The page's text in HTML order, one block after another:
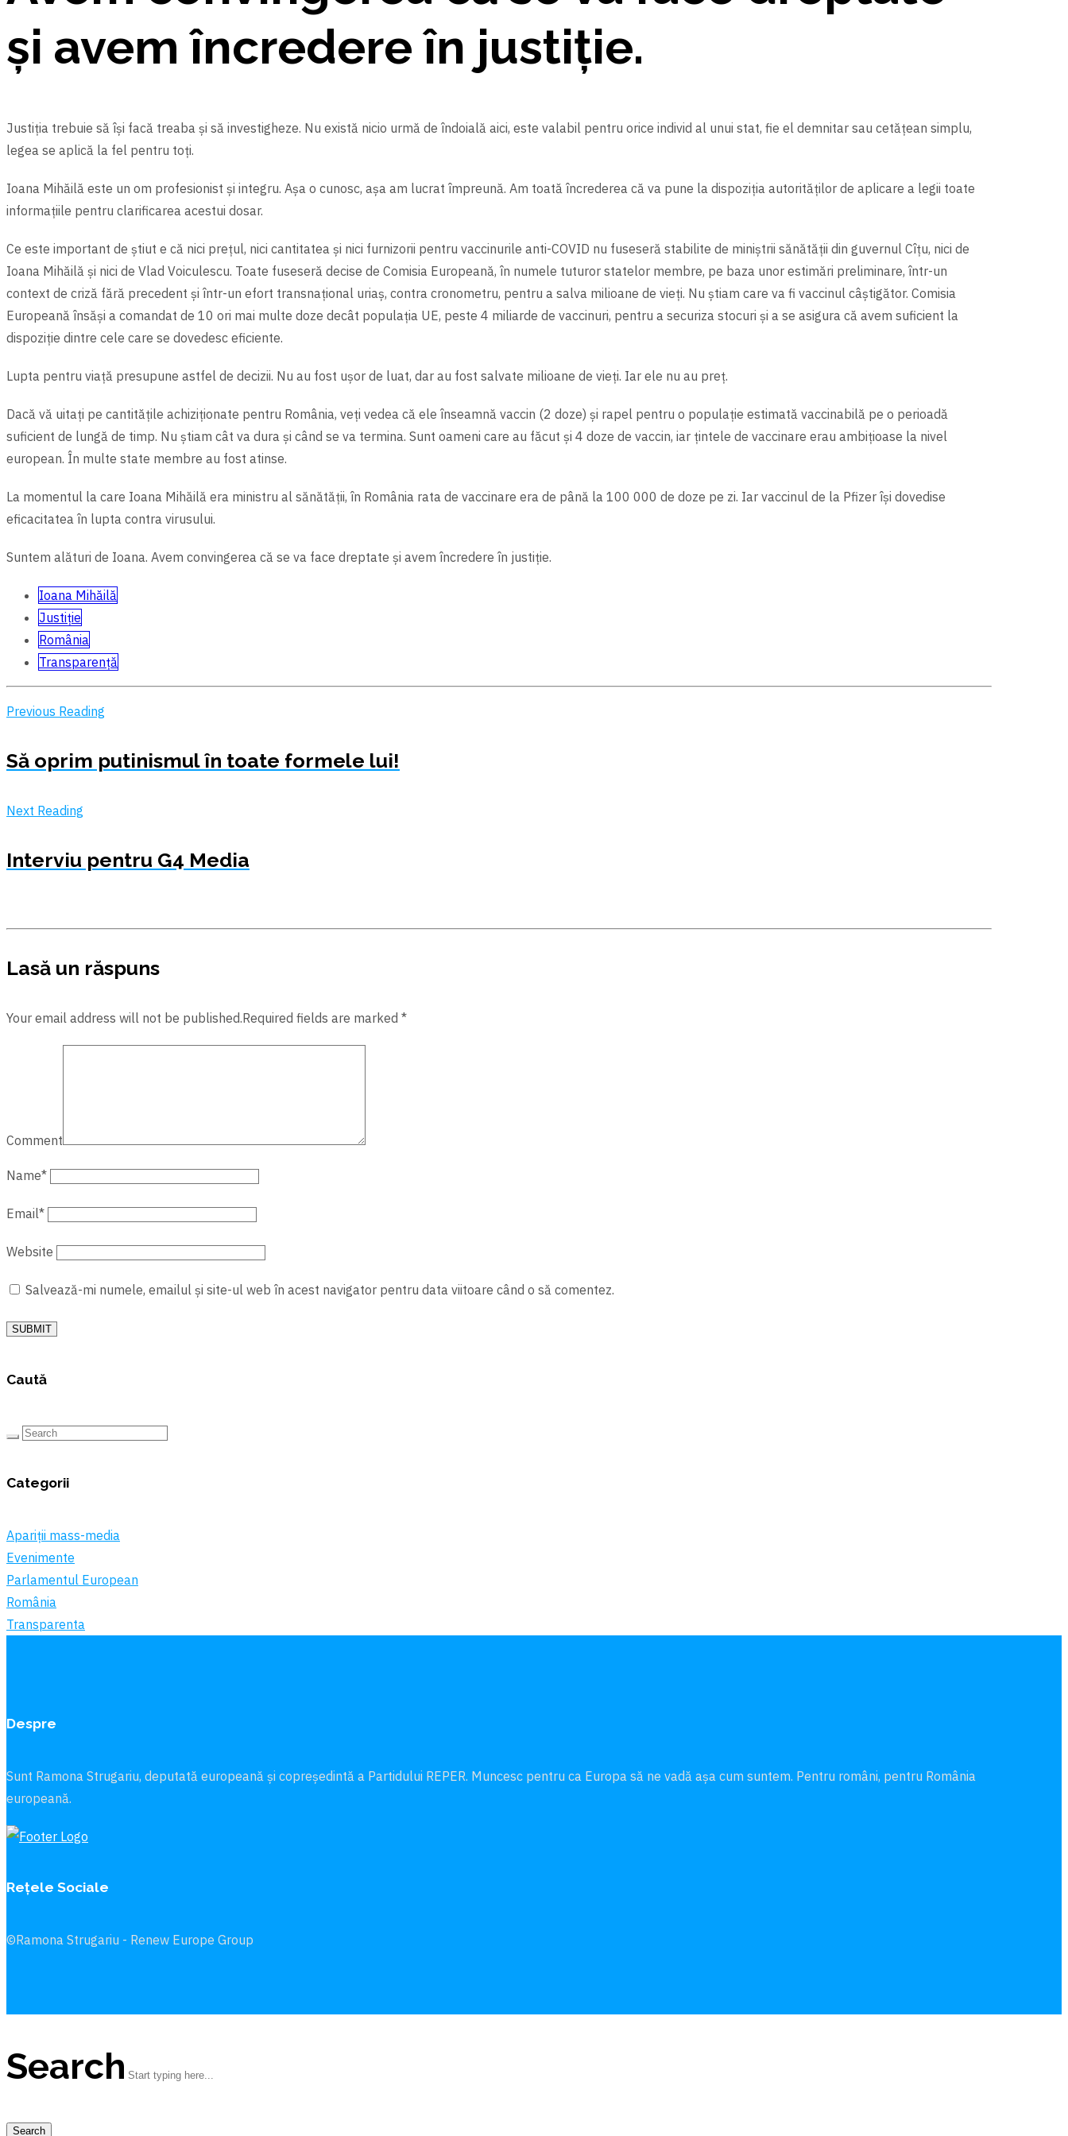
şi avem încredere în justiție.
Justiția trebuie să îşi facă treaba şi să investigheze. Nu există nicio urmă de îndoială aici, este valabil pentru orice individ al unui stat, fie el demnitar sau cetățean simplu,
legea se aplică la fel pentru toți.
Ioana Mihăilă este un om profesionist şi integru. Aşa o cunosc, aşa am lucrat împreună. Am toată încrederea că va pune la dispoziția autorităților de aplicare a legii toate
informațiile pentru clarificarea acestui dosar.
Ce este important de ştiut e că nici prețul, nici cantitatea și nici furnizorii pentru vaccinurile anti-COVID nu fuseseră stabilite de miniștrii sănătății din guvernul Cîțu, nici de
Ioana Mihăilă și nici de Vlad Voiculescu. Toate fuseseră decise de Comisia Europeană, în numele tuturor statelor membre, pe baza unor estimări preliminare, într-un
context de criză fără precedent şi într-un efort transnațional uriaş, contra cronometru, pentru a salva milioane de vieți. Nu ştiam care va fi vaccinul câştigător. Comisia
Europeană însăşi a comandat de 10 ori mai multe doze decât populația UE, peste 4 miliarde de vaccinuri, pentru a securiza stocuri şi a se asigura că avem suficient la
dispoziție dintre cele care se dovedesc eficiente.
Lupta pentru viață presupune astfel de decizii. Nu au fost uşor de luat, dar au fost salvate milioane de vieți. Iar ele nu au preț.
Dacă vă uitați pe cantitățile achiziționate pentru România, veți vedea că ele înseamnă vaccin (2 doze) şi rapel pentru o populație estimată vaccinabilă pe o perioadă
suficient de lungă de timp. Nu ştiam cât va dura şi când se va termina. Sunt oameni care au făcut şi 4 doze de vaccin, iar țintele de vaccinare erau ambițioase la nivel
european. În multe state membre au fost atinse.
La momentul la care Ioana Mihăilă era ministru al sănătății, în România rata de vaccinare era de până la 100 000 de doze pe zi. Iar vaccinul de la Pfizer îşi dovedise
eficacitatea în lupta contra virusului.
Suntem alături de Ioana. Avem convingerea că se va face dreptate şi avem încredere în justiție.
Ioana Mihăilă
Justiție
România
Transparență
Previous Reading
Să oprim putinismul în toate formele lui!
Next Reading
Interviu pentru G4 Media
Lasă un răspuns
Your email address will not be published.Required fields are marked *
Comment
Name*
Email*
Website
Salvează-mi numele, emailul și site-ul web în acest navigator pentru data viitoare când o să comentez.
SUBMIT
Caută
Categorii
Apariții mass-media
Evenimente
Parlamentul European
România
Transparenta
Despre
Sunt Ramona Strugariu, deputată europeană și copreședintă a Partidului REPER. Muncesc pentru ca Europa să ne vadă aşa cum suntem. Pentru români, pentru România
europeană.
Rețele Sociale
©Ramona Strugariu - Renew Europe Group
Search